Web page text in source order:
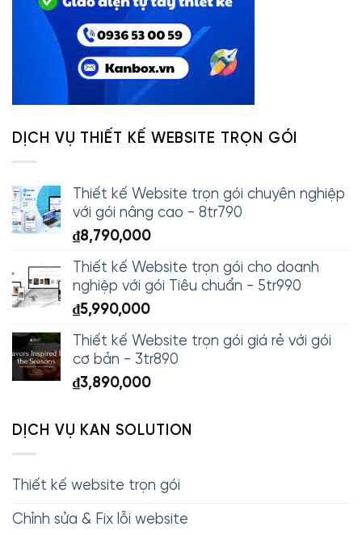
DỊCH VỤ THIẾT KẾ WEBSITE TRỌN GÓI
Thiết kế Website trọn gói chuyên nghiệp
với gói nâng cao - 8tr790
₫8,790,000
Thiết kế Website trọn gói cho doanh
nghiệp với gói Tiêu chuẩn - 5tr990
₫5,990,000
Thiết kế Website trọn gói giá rẻ với gói
cơ bản - 3tr890
₫3,890,000
DỊCH VỤ KAN SOLUTION
Thiết kế website trọn gói
Chỉnh sửa & Fix lỗi website